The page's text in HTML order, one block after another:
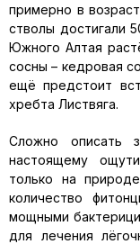
примерно в
стволы достигали
Южного Алтая
сосны – кедровая
ещё предстоит
хребта Листвяга.
Сложно описать
настоящему
только на
количество
мощными
для лечения